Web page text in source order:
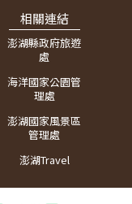
相關連結
澎湖縣政府旅遊
處
海洋國家公園管
理處
澎湖國家風景區
管理處
澎湖Travel